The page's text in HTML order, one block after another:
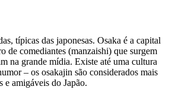
típicas das japonesas. Osaka é a capital
de comediantes (manzaishi) que surgem
na grande mídia. Existe até uma cultura
– os osakajin são considerados mais
e amigáveis do Japão.